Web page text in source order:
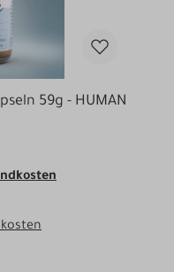
59g - HUMAN